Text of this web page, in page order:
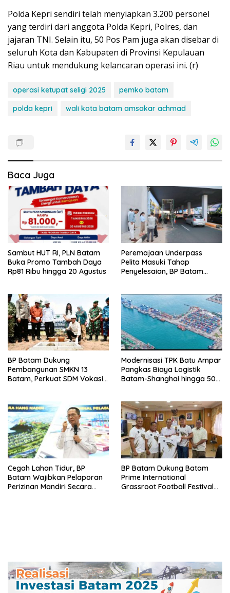
Polda Kepri sendiri telah menyiapkan 3.200 personel
yang terdiri dari anggota Polda Kepri, Polres, dan
jajaran TNI. Selain itu, 50 Pos Pam juga akan disebar di
seluruh Kota dan Kabupaten di Provinsi Kepulauan
Riau untuk mendukung kelancaran operasi ini. (r)
operasi ketupat seligi 2025
pemko batam
polda kepri
wali kota batam amsakar achmad
Baca Juga
Sambut HUT RI, PLN Batam
Buka Promo Tambah Daya
Rp81 Ribu hingga 20 Agustus
Peremajaan Underpass
Pelita Masuki Tahap
Penyelesaian, BP Batam
BP Batam Dukung
Pembangunan SMKN 13
Batam, Perkuat SDM Vokasi
Modernisasi TPK Batu Ampar
Pangkas Biaya Logistik
Batam-Shanghai hingga 50
Cegah Lahan Tidur, BP
Batam Wajibkan Pelaporan
Perizinan Mandiri Secara
BP Batam Dukung Batam
Prime International
Grassroot Football Festival